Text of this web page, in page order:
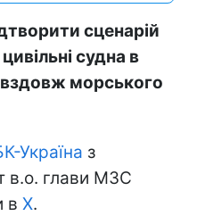
сценарій
судна в
вздовж морського
Україна з
в.о. глави МЗС
в Х.